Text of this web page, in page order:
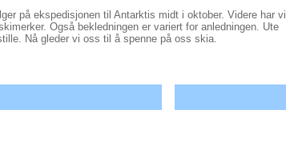
på ekspedisjonen til Antarktis midt i oktober. Videre har vi
Også bekledningen er variert for anledningen. Ute
Nå gleder vi oss til å spenne på oss skia.